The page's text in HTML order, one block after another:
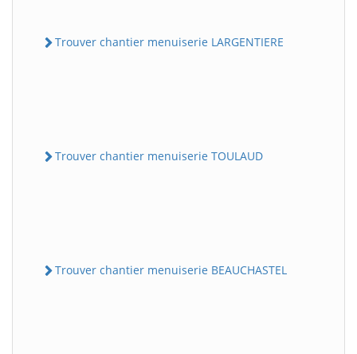
Trouver chantier menuiserie LARGENTIERE
Trouver chantier menuiserie TOULAUD
Trouver chantier menuiserie BEAUCHASTEL